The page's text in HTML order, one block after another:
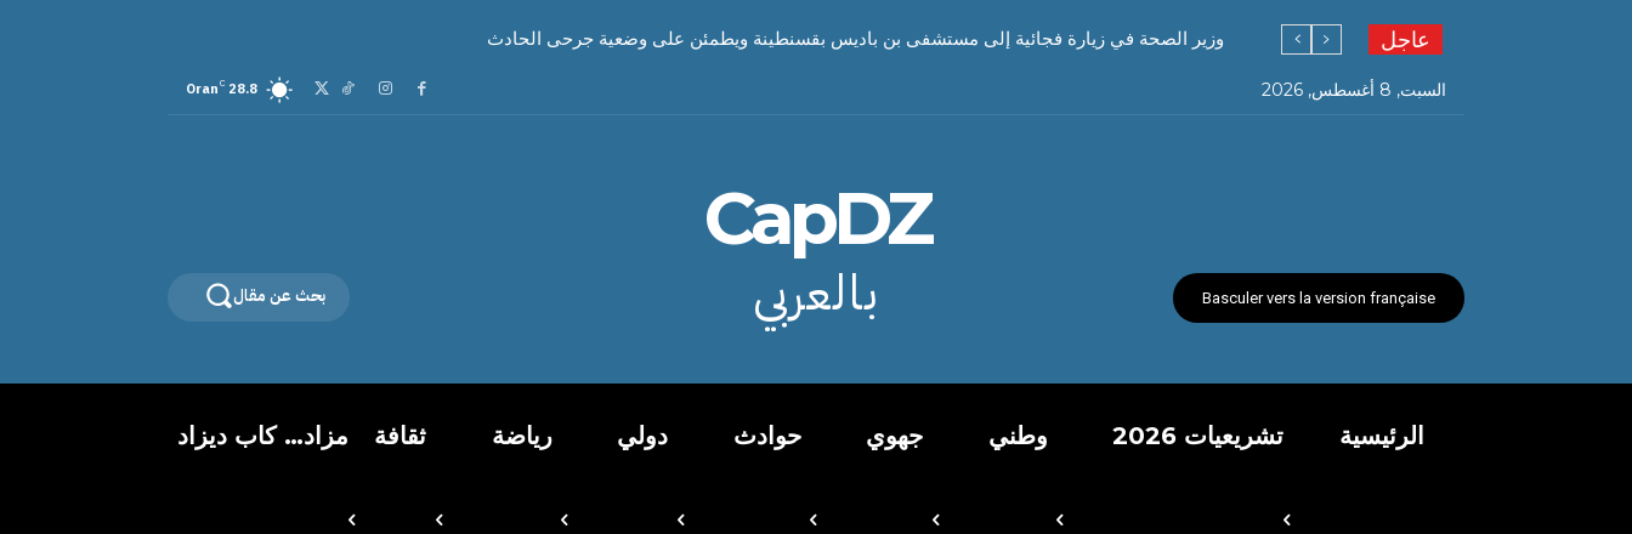
عاجل وزير الصحة في زيارة فجائية إلى مستشفى بن باديس بقسنطينة ويطمئن على وضعية جرحى الحادث
السبت, 8 أغسطس, 2026 28.8
C
Oran
Basculer vers la version française
CapDZ
بالعربي بحث عن مقال
الرئيسية تشريعيات 2026 وطني جهوي حوادث دولي رياضة ثقافة مزاد… كاب ديزاد